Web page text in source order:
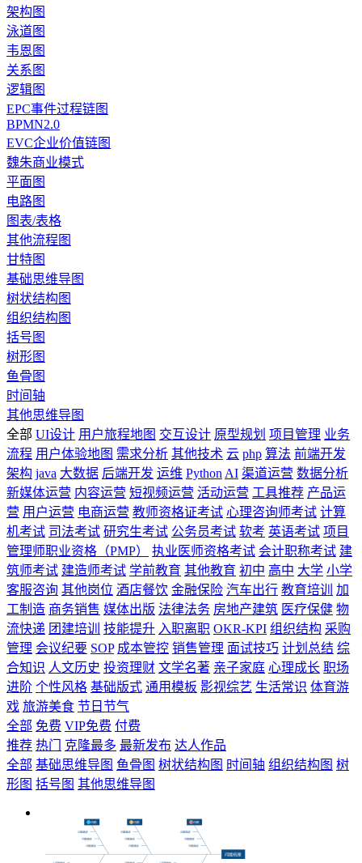
架构图
泳道图
韦恩图
关系图
逻辑图
EPC事件过程链图
BPMN2.0
EVC企业价值链图
魏朱商业模式
平面图
电路图
图表/表格
其他流程图
甘特图
基础思维导图
树状结构图
组织结构图
括号图
树形图
鱼骨图
时间轴
其他思维导图
全部 UI设计 用户旅程地图 交互设计 原型规划 项目管理 业务
流程 用户体验地图 需求分析 其他技术 云 php 算法 前端开发
架构 java 大数据 后端开发 运维 Python AI 渠道运营 数据分析
新媒体运营 内容运营 短视频运营 活动运营 工具推荐 产品运
营 用户运营 电商运营 教师资格证考试 心理咨询师考试 计算
机考试 司法考试 研究生考试 公务员考试 软考 英语考试 项目
管理师职业资格（PMP）
执业医师资格考试 会计职称考试 建
筑师考试 建造师考试 学前教育 其他教育 初中 高中 大学 小学
客服咨询 其他岗位 酒店餐饮 金融保险 汽车出行 教育培训
加
工制造 商务销售 媒体出版 法律法务 房地产建筑 医疗保健 物
流快递 团建培训 技能提升 入职离职 OKR-KPI 组织结构 采购
管理 会议纪要 SOP 成本管控 销售管理 面试技巧 计划总结 综
合知识 人文历史 投资理财 文学名著 亲子家庭 心理成长 职场
进阶 个性风格 基础版式 通用模板 影视综艺 生活常识 体育游
戏 旅游美食 节日节气
全部 免费 VIP免费 付费
推荐 热门 克隆最多 最新发布 达人作品
全部 基础思维导图 鱼骨图 树状结构图 时间轴 组织结构图 树
形图 括号图 其他思维导图